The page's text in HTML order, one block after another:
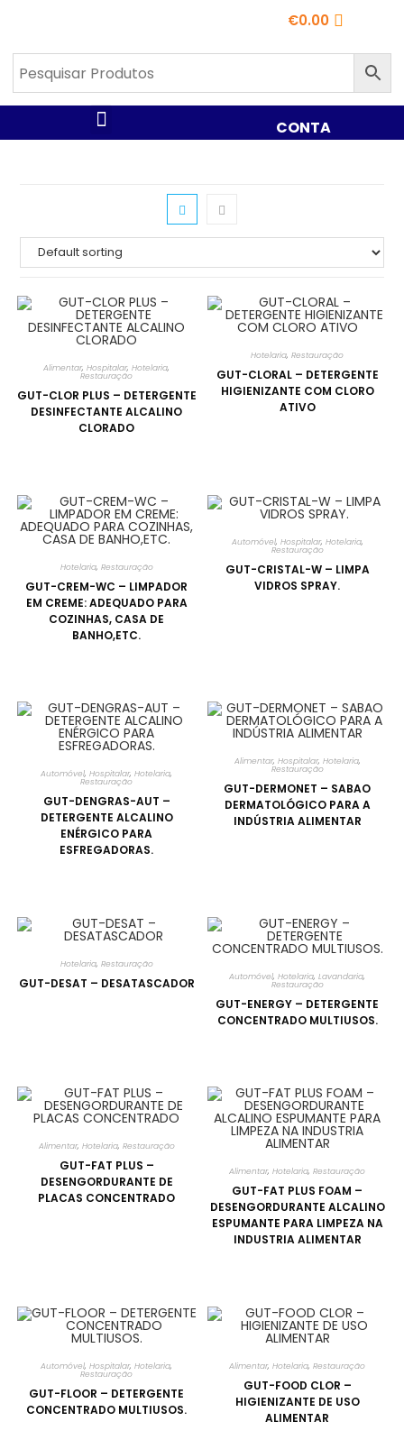
€0.00
CONTA
Alimentar,Hospitalar,Hotelaria,
Restauração
GUT-CLOR PLUS – DETERGENTE
DESINFECTANTE ALCALINO
CLORADO
Hotelaria,Restauração
GUT-CLORAL – DETERGENTE
HIGIENIZANTE COM CLORO
ATIVO
Hotelaria, Restauração
GUT-CREM-WC – LIMPADOR
EM CREME: ADEQUADO PARA
COZINHAS, CASA DE
BANHO,ETC.
Automóvel, Hospitalar, Hotelaria,
Restauração
GUT-CRISTAL-W – LIMPA
VIDROS SPRAY.
Automóvel,Hospitalar,Hotelaria,
Restauração
GUT-DENGRAS-AUT –
DETERGENTE ALCALINO
ENÉRGICO PARA
ESFREGADORAS.
Alimentar, Hospitalar, Hotelaria,
Restauração
GUT-DERMONET – SABAO
DERMATOLÓGICO PARA A
INDÚSTRIA ALIMENTAR
Hotelaria, Restauração
GUT-DESAT – DESATASCADOR Automóvel,Hotelaria,Lavandaria,
Restauração
GUT-ENERGY – DETERGENTE
CONCENTRADO MULTIUSOS.
Alimentar, Hotelaria, Restauração
GUT-FAT PLUS –
DESENGORDURANTE DE
PLACAS CONCENTRADO
Alimentar,Hotelaria,Restauração
GUT-FAT PLUS FOAM –
DESENGORDURANTE ALCALINO
ESPUMANTE PARA LIMPEZA NA
INDUSTRIA ALIMENTAR
Automóvel,Hospitalar,Hotelaria,
Restauração
GUT-FLOOR – DETERGENTE
CONCENTRADO MULTIUSOS.
Alimentar,Hotelaria,Restauração
GUT-FOOD CLOR –
HIGIENIZANTE DE USO
ALIMENTAR